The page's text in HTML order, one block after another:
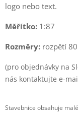
logo nebo text.
Měřítko: 1:87
Rozměry: rozpětí
(pro objednávky na
nás kontaktujte e-
Stavebnice obsahuje